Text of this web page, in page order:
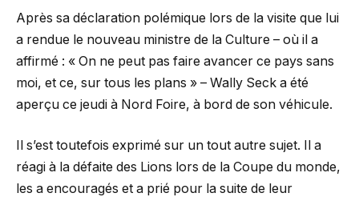
Après sa déclaration polémique lors de la visite que lui
a rendue le nouveau ministre de la Culture – où il a
affirmé : « On ne peut pas faire avancer ce pays sans
moi, et ce, sur tous les plans » – Wally Seck a été
aperçu ce jeudi à Nord Foire, à bord de son véhicule.
Il s’est toutefois exprimé sur un tout autre sujet. Il a
réagi à la défaite des Lions lors de la Coupe du monde,
les a encouragés et a prié pour la suite de leur